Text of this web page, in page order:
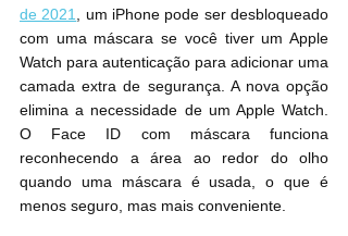
de 2021
, um ‌iPhone‌ pode ser desbloqueado
com uma máscara se você tiver um Apple
Watch para autenticação para adicionar uma
camada extra de segurança. A nova opção
elimina a necessidade de um Apple Watch.
O Face ID com máscara funciona
reconhecendo a área ao redor do olho
quando uma máscara é usada, o que é
menos seguro, mas mais conveniente.